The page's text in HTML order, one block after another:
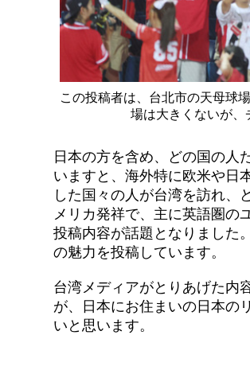
この投稿者は、台北市の天母球
場は大きくないが
日本の方を含め、どの国の人
いますと、海外特に欧米や日
した国々の人が台湾を訪れ、
メリカ発祥で、主に英語圏の
投稿内容が話題となりました
の魅力を投稿しています。
台湾メディアがとりあげた内
が、日本にお住まいの日本の
いと思います。